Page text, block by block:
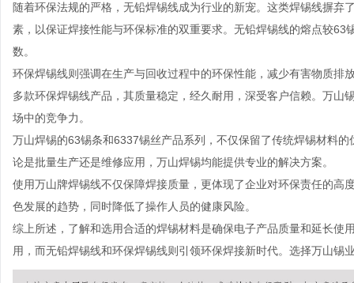
随着环保法规的严格，无铅焊锡线成为行业的新宠。这类焊锡线摒
素，以保证焊接性能与环保标准的双重要求。无铅焊锡线的熔点较
数。
环保焊锡线则强调在生产与回收过程中的环保性能，减少有害物质排
多款环保焊锡线产品，其质量稳定，经久耐用，深受客户信赖。万
场中的竞争力。
万山焊锡的63锡条和6337锡丝产品系列，不仅保留了传统焊锡材料
论是批量生产还是维修应用，万山焊锡均能提供专业的解决方案。
使用万山牌焊锡线不仅保障焊接质量，更体现了企业对环保责任的高
色发展的趋势，同时降低了操作人员的健康风险。
综上所述，了解和选用合适的焊锡材料是确保电子产品质量和延长
用，而无铅焊锡线和环保焊锡线则引领环保焊接新时代。选择万山